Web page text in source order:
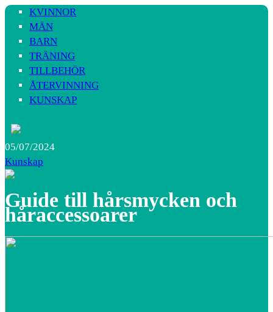
KVINNOR
MÄN
BARN
TRÄNING
TILLBEHÖR
ÅTERVINNING
KUNSKAP
05/07/2024
Kunskap
Guide till hårsmycken och
håraccessoarer